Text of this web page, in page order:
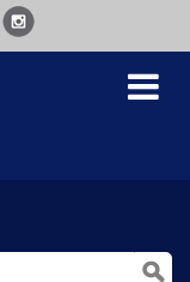
Toggle